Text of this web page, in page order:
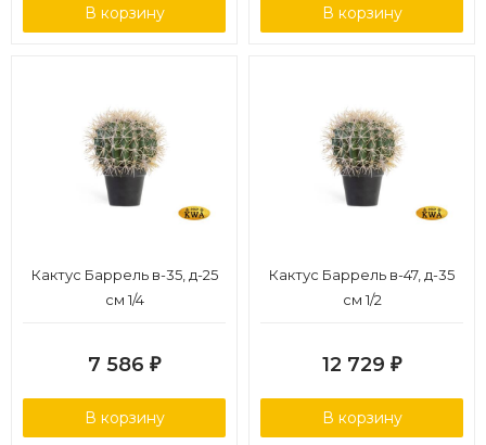
В корзину В корзину
Кактус Баррель в-35, д-25
см 1/4
7 586 ₽
В корзину
Кактус Баррель в-47, д-35
см 1/2
12 729 ₽
В корзину